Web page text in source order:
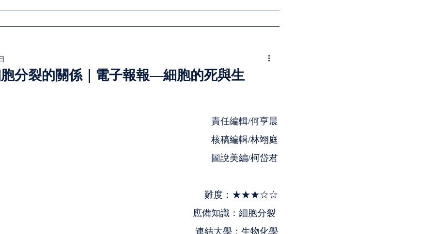
分裂的關係｜電子報報—細胞的死與生
責任編輯/何亨晨
核稿編輯/林翊庭
圖說美編/柯岱君
難度：★★★☆☆
應備知識：細胞分裂
連結大學：生物化學